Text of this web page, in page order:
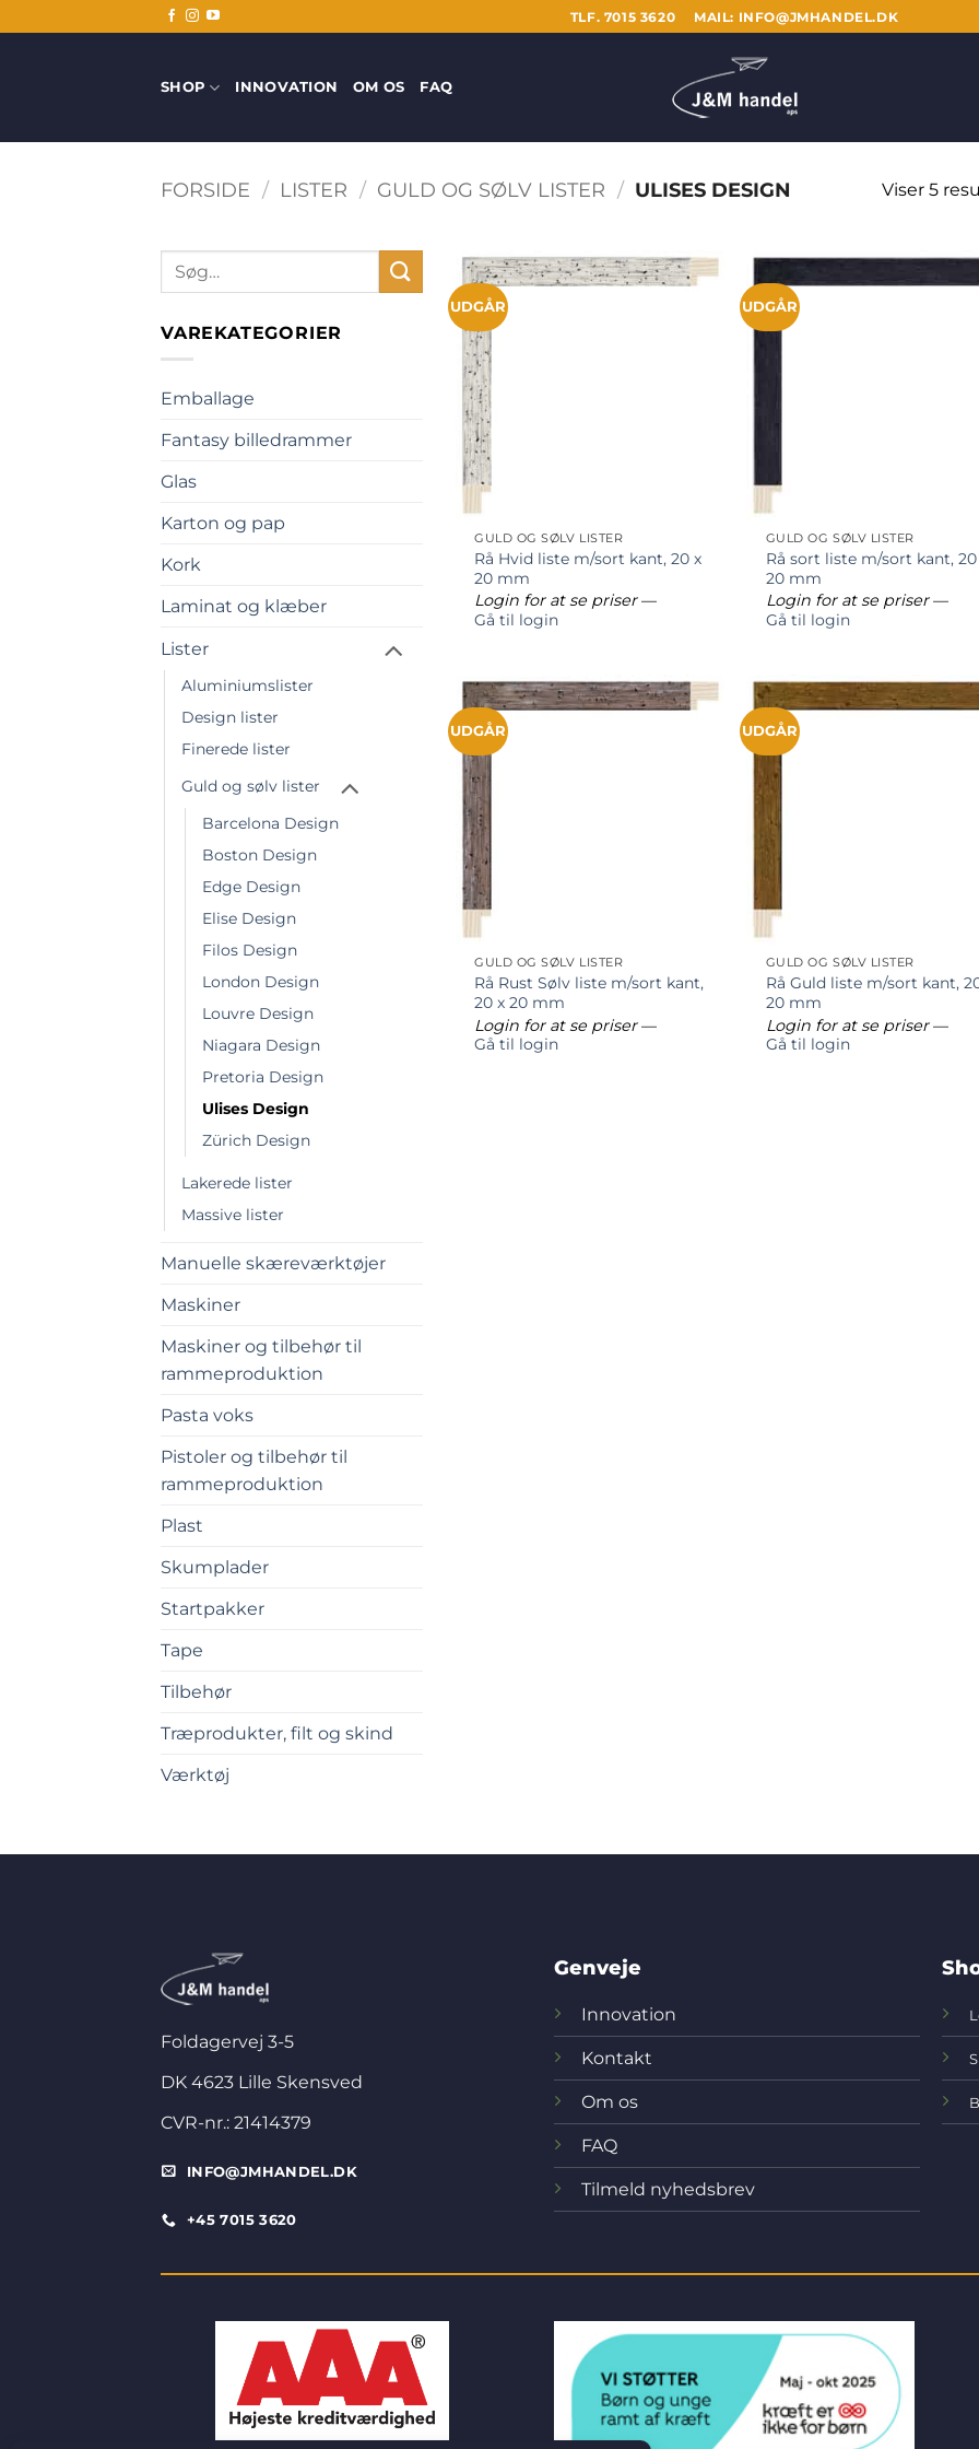
til
TLF. 7015 3620 MAIL: INFO@JMHANDEL.DK
SHOP INNOVATION OM OS FAQ
FORSIDE / LISTER / GULD OG SØLV LISTER / ULISES DESIGN Viser 5
Søg
efter:
VAREKATEGORIER
Emballage
Fantasy billedrammer
Glas
Karton og pap
Kork
Laminat og klæber
Lister
Aluminiumslister
Design lister
Finerede lister
Guld og sølv lister
Barcelona Design
Boston Design
Edge Design
Elise Design
Filos Design
London Design
Louvre Design
Niagara Design
Pretoria Design
Ulises Design
Zürich Design
Lakerede lister
Massive lister
Manuelle skæreværktøjer
Maskiner
Maskiner og tilbehør til
rammeproduktion
Pasta voks
Pistoler og tilbehør til
rammeproduktion
Plast
Skumplader
Startpakker
Tape
Tilbehør
Træprodukter, filt og skind
Værktøj
UDGÅR
GULD OG SØLV LISTER
Rå Hvid liste m/sort kant, 20 x
20 mm
Login for at se priser—
Gå til login
UDGÅR
GULD OG SØLV LISTER
Rå sort liste m/sort kant, 20
20 mm
Login for at se priser—
Gå til login
UDGÅR
GULD OG SØLV LISTER
Rå Rust Sølv liste m/sort kant,
20 x 20 mm
Login for at se priser—
Gå til login
UDGÅR
GULD OG SØLV LISTER
Rå Guld liste m/sort kant,
20 mm
Login for at se priser—
Gå til login
Foldagervej 3-5
DK 4623 Lille Skensved
CVR-nr.: 21414379
INFO@JMHANDEL.DK
+45 7015 3620
Genveje
Innovation
Kontakt
Om os
FAQ
Tilmeld nyhedsbrev